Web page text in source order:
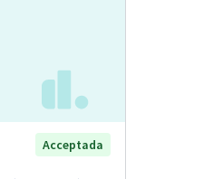
Acceptada